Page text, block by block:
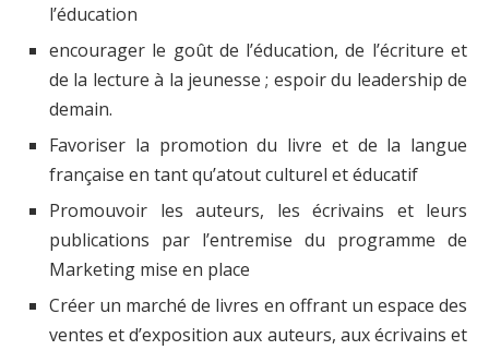
l’éducation
encourager le goût de l’éducation, de l’écriture et
de la lecture à la jeunesse ; espoir du leadership de
demain.
Favoriser la promotion du livre et de la langue
française en tant qu’atout culturel et éducatif
Promouvoir les auteurs, les écrivains et leurs
publications par l’entremise du programme de
Marketing mise en place
Créer un marché de livres en offrant un espace des
ventes et d’exposition aux auteurs, aux écrivains et